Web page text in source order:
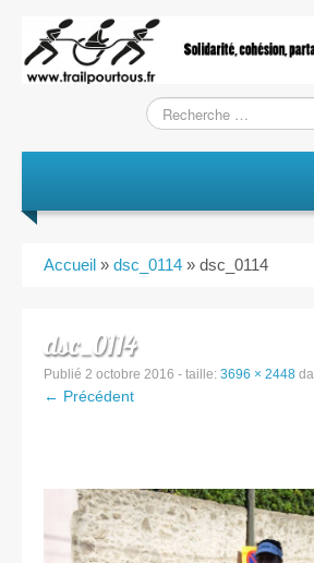
L’équipe
Training / Courses
Les courses
Rugby Riviera Fauteuil
Accueil » dsc_0114 » dsc_0114
dsc_0114
Publié 2 octobre 2016 - taille: 3696 × 2448
← Précédent